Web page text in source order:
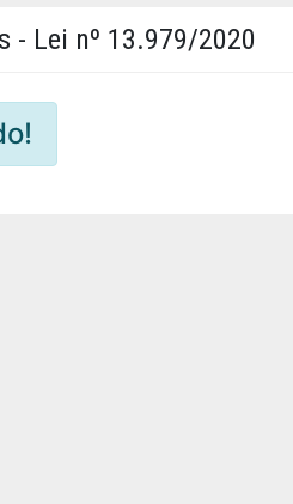
- Lei nº 13.979/2020